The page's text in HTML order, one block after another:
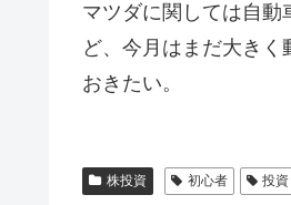
マツダに関しては自
ど、今月はまだ大き
おきたい。
株投資 初心者 投資